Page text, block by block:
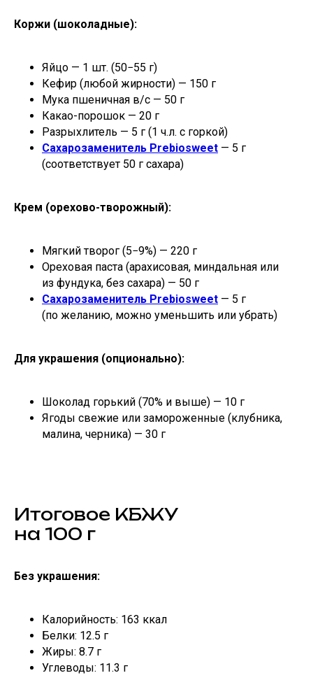
Коржи (шоколадные):
Яйцо — 1 шт. (50−55 г)
Кефир (любой жирности) — 150 г
Мука пшеничная в/с — 50 г
Какао-порошок — 20 г
Разрыхлитель — 5 г (1 ч.л. с горкой)
Сахарозаменитель Prebiosweet — 5 г
(соответствует 50 г сахара)
Крем (орехово-творожный):
Мягкий творог (5−9%) — 220 г
Ореховая паста (арахисовая, миндальная или
из фундука, без сахара) — 50 г
Сахарозаменитель Prebiosweet — 5 г
(по желанию, можно уменьшить или убрать)
Для украшения (опционально):
Шоколад горький (70% и выше) — 10 г
Ягоды свежие или замороженные (клубника,
малина, черника) — 30 г
Итоговое КБЖУ
на 100 г
Без украшения:
Калорийность: 163 ккал
Белки: 12.5 г
Жиры: 8.7 г
Углеводы: 11.3 г